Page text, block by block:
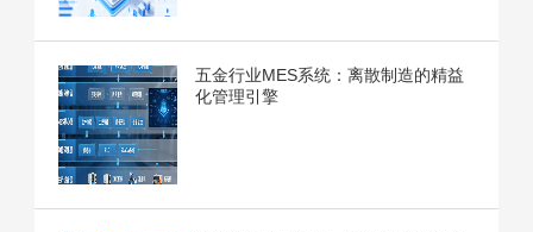
五金行业MES系统：离散制造的精益
化管理引擎